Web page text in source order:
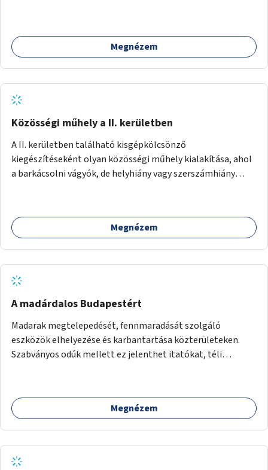
Megnézem
Közösségi műhely a II. kerületben
A II. kerületben található kisgépkölcsönző
kiegészítéseként olyan közösségi műhely kialakítása, ahol
a barkácsolni vágyók, de helyhiány vagy szerszámhiány
Megnézem
A madárdalos Budapestért
Madarak megtelepedését, fennmaradását szolgáló
eszközök elhelyezése és karbantartása közterületeken.
Szabványos odúk mellett ez jelenthet itatókat, téli
Megnézem